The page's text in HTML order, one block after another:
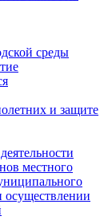
среды
и защите
местного
осуществлении